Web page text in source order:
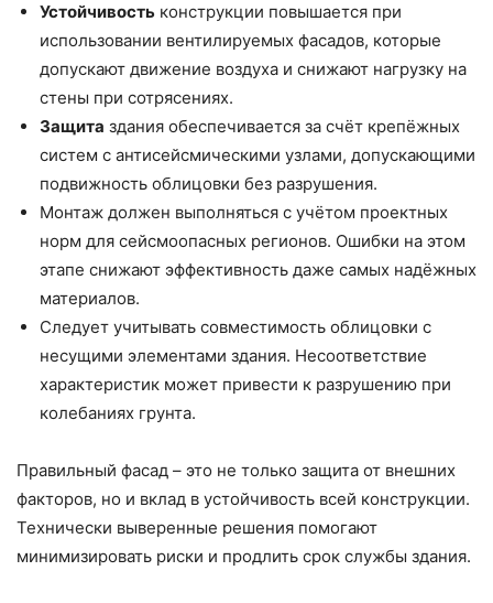
Устойчивость конструкции повышается при
использовании вентилируемых фасадов, которые
допускают движение воздуха и снижают нагрузку на
стены при сотрясениях.
Защита здания обеспечивается за счёт крепёжных
систем с антисейсмическими узлами, допускающими
подвижность облицовки без разрушения.
Монтаж должен выполняться с учётом проектных
норм для сейсмоопасных регионов. Ошибки на этом
этапе снижают эффективность даже самых надёжных
материалов.
Следует учитывать совместимость облицовки с
несущими элементами здания. Несоответствие
характеристик может привести к разрушению при
колебаниях грунта.
Правильный фасад – это не только защита от внешних
факторов, но и вклад в устойчивость всей конструкции.
Технически выверенные решения помогают
минимизировать риски и продлить срок службы здания.